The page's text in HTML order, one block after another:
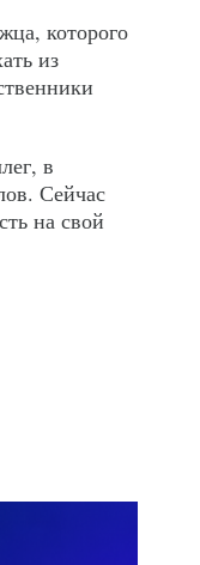
которого
из
в
Сейчас
на свой